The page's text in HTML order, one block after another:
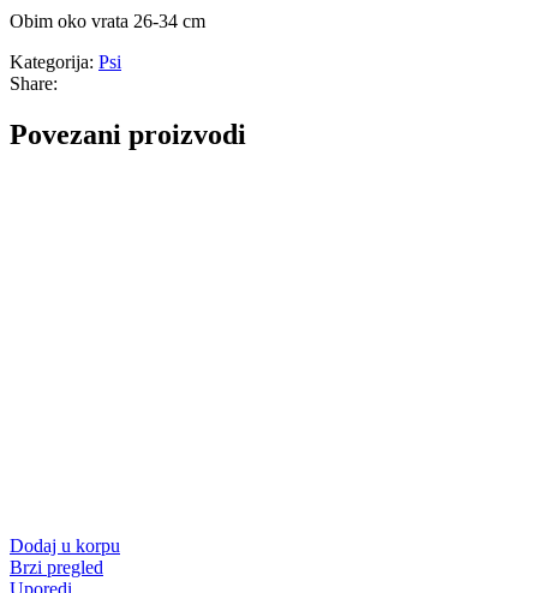
Obim oko vrata 26-34 cm
Kategorija: Psi
Share:
Povezani proizvodi
Dodaj u korpu
Brzi pregled
Uporedi